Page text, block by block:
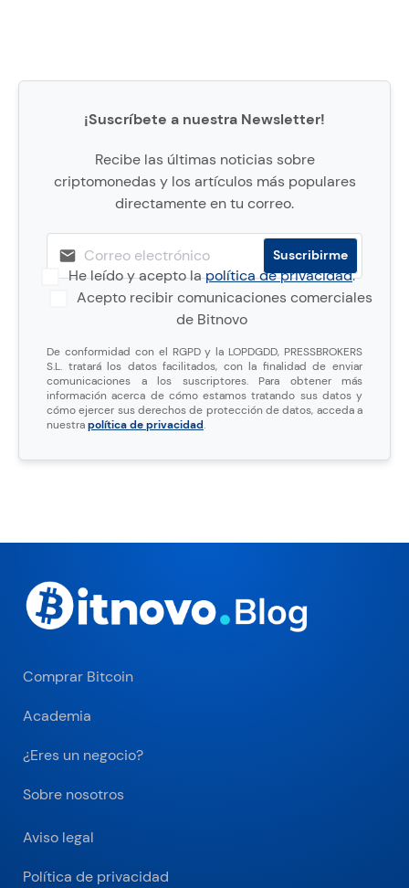
¡Suscríbete a nuestra Newsletter!
Recibe las últimas noticias sobre
criptomonedas y los artículos más populares
directamente en tu correo.
He leído y acepto lapolítica de privacidad.
Acepto recibir comunicaciones comerciales
de Bitnovo
De conformidad con el RGPD y la LOPDGDD, PRESSBROKERS
S.L. tratará los datos facilitados, con la finalidad de enviar
comunicaciones a los suscriptores. Para obtener más
información acerca de cómo estamos tratando sus datos y
cómo ejercer sus derechos de protección de datos, acceda a
nuestrapolítica de privacidad.
Comprar Bitcoin
Academia
¿Eres un negocio?
Sobre nosotros
Aviso legal
Política de privacidad